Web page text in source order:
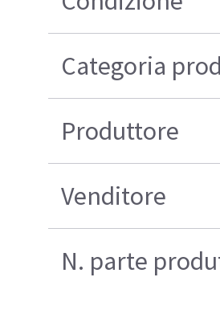
Categoria
Produttore
Venditore
N. parte